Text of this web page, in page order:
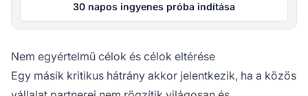
30 napos ingyenes próba indítása
Nem egyértelmű célok és célok eltérése
Egy másik kritikus hátrány akkor jelentkezik, ha a közös